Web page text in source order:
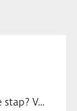
Ben jij optometrist en toe aan een volgende stap? Voor een optiekketen is Eye …